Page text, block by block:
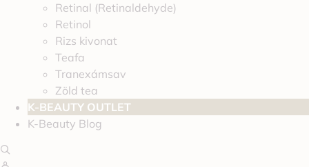
Retinal (Retinaldehyde)
Retinol
Rizs kivonat
Teafa
Tranexámsav
Zöld tea
K-BEAUTY OUTLET
K-Beauty Blog